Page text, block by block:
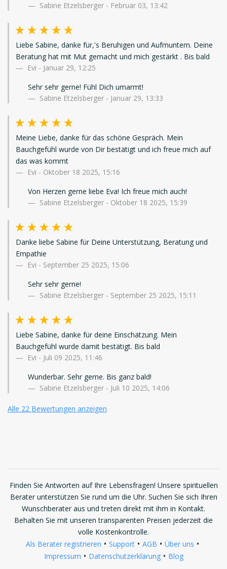
Sabine Etzelsberger - Februar 03, 13:42
Liebe Sabine, danke für,'s Beruhigen und Aufmuntern. Deine
Beratung hat mit Mut gemacht und mich gestärkt . Bis bald
Evi - Januar 29, 12:25
Sehr sehr gerne! Fühl Dich umarmt!
Sabine Etzelsberger - Januar 29, 13:33
Meine Liebe, danke für das schöne Gespräch. Mein
Bauchgefühl wurde von Dir bestätigt und ich freue mich auf
das was kommt
Evi - Oktober 18 2025, 15:16
Von Herzen gerne liebe Eva! Ich freue mich auch!
Sabine Etzelsberger - Oktober 18 2025, 15:39
Danke liebe Sabine für Deine Unterstützung, Beratung und
Empathie
Evi - September 25 2025, 15:06
Sehr sehr gerne!
Sabine Etzelsberger - September 25 2025, 15:11
Liebe Sabine, danke für deine Einschätzung. Mein
Bauchgefühl wurde damit bestätigt. Bis bald
Evi - Juli 09 2025, 11:46
Wunderbar. Sehr gerne. Bis ganz bald!
Sabine Etzelsberger - Juli 10 2025, 14:06
Alle 22 Bewertungen anzeigen
Finden Sie Antworten auf Ihre Lebensfragen! Unsere spirituellen
Berater unterstützen Sie rund um die Uhr. Suchen Sie sich Ihren
Wunschberater aus und treten direkt mit ihm in Kontakt.
Behalten Sie mit unseren transparenten Preisen jederzeit die
volle Kostenkontrolle.
Als Berater registrieren • Support • AGB • Über uns •
Impressum • Datenschutzerklärung • Blog